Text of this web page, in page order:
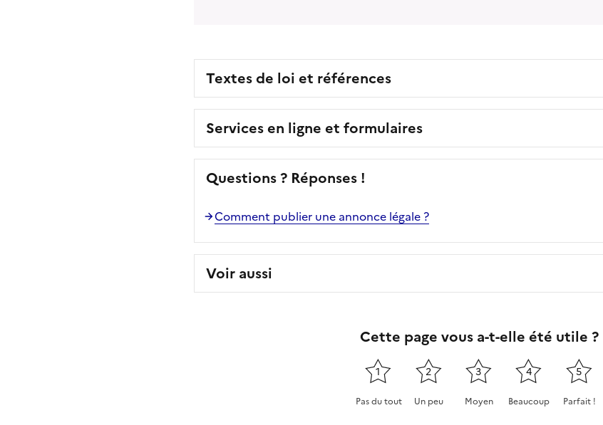
Textes de loi et références
Services en ligne et formulaires
Questions ? Réponses !
Comment publier une annonce légale ?
Voir aussi
Cette page vous a-t-elle été utile ?
1
Pas du tout
2
Un peu
3
Moyen
4
Beaucoup
5
Parfait !